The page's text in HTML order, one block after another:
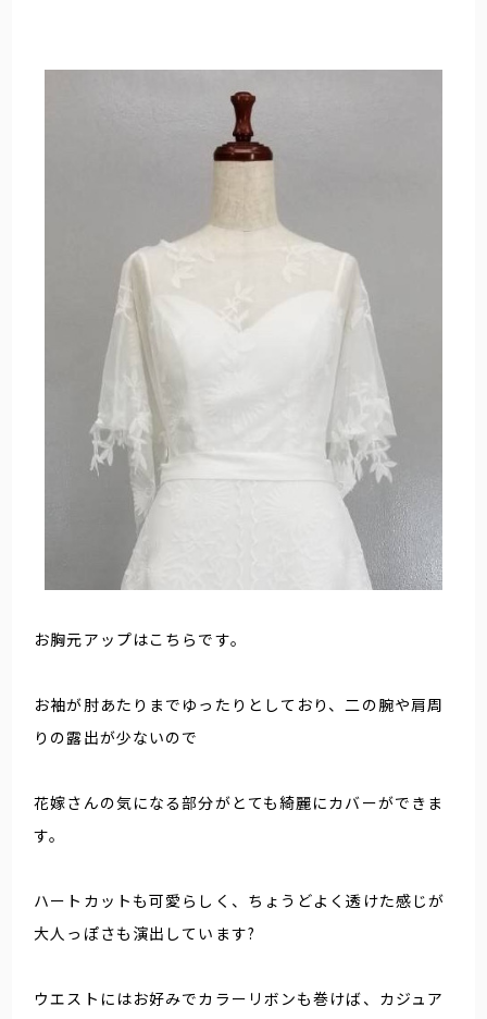
お胸元アップはこちらです。
お袖が肘あたりまでゆったりとしており、二の腕や肩周
りの露出が少ないので
花嫁さんの気になる部分がとても綺麗にカバーができま
す。
ハートカットも可愛らしく、ちょうどよく透けた感じが
大人っぽさも演出しています?
ウエストにはお好みでカラーリボンも巻けば、カジュア